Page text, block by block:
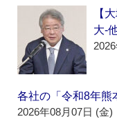
【
大‐
各社の「令和8年熊
2026年08月07日 (金)